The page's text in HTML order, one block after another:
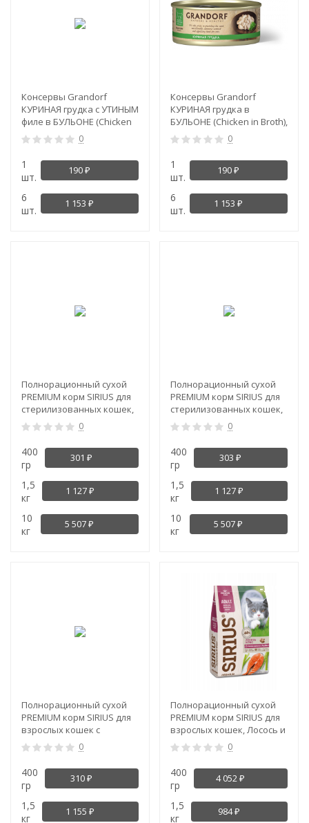
Консервы Grandorf
КУРИНАЯ грудка с УТИНЫМ
филе в БУЛЬОНЕ (Chicken
with Duck in Broth), 70 гр
0
1
шт.
190₽
6
шт.
1 153₽
Консервы Grandorf
КУРИНАЯ грудка в
БУЛЬОНЕ (Chicken in Broth),
70 гр
0
1
шт.
190₽
6
шт.
1 153₽
Полнорационный сухой
PREMIUM корм SIRIUS для
стерилизованных кошек,
Утка и клюква
0
400
гр
301 ₽
1,5
кг
1 127₽
10
кг
5 507 ₽
Полнорационный сухой
PREMIUM корм SIRIUS для
стерилизованных кошек,
Индейка и курица
0
400
гр
303 ₽
1,5
кг
1 127₽
10
кг
5 507 ₽
Полнорационный сухой
PREMIUM корм SIRIUS для
взрослых кошек с
чувствительным
пищеварением, Индейка
с черникой
0
400
гр
310 ₽
1,5
кг
1 155₽
-21%
Полнорационный сухой
PREMIUM корм SIRIUS для
взрослых кошек, Лосось и
рис
0
400
гр
4 052 ₽
1,5
кг
984₽